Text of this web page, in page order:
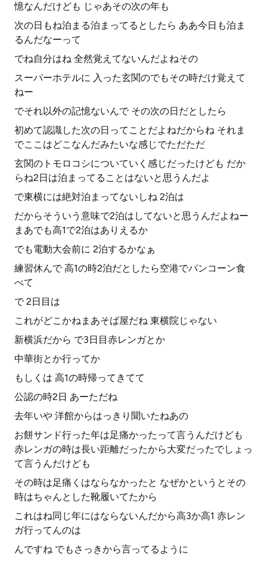
憶なんだけども じゃあその次の年も
次の日もね泊まる泊まってるとしたら ああ今日も泊ま
るんだなーって
でね自分はね 全然覚えてないんだよねその
スーパーホテルに 入った玄関のでもその時だけ覚えて
ねー
でそれ以外の記憶ないんで その次の日だとしたら
初めて認識した次の日ってことだよねだからね それま
でここはどこなんだみたいな感じでただただ
玄関のトモロコシについていく感じだったけども だか
らね2日は泊まってることはないと思うんだよ
で東横には絶対泊まってないしね 2泊は
だからそういう意味で2泊はしてないと思うんだよねー
まあでも高1で2泊はありえるか
でも電動大会前に 2泊するかなぁ
練習休んで 高1の時2泊だとしたら空港でパンコーン食
べて
で 2日目は
これがどこかねまあそば屋だね 東横院じゃない
新横浜だから で3日目赤レンガとか
中華街とか行ってか
もしくは 高1の時帰ってきてて
公認の時2日 あーただね
去年いや 洋館からはっきり聞いたねあの
お餅サンド行った年は足痛かったって言うんだけども
赤レンガの時は長い距離だったから大変だったでしょっ
て言うんだけども
その時は足痛くはならなかったと なぜかというとその
時はちゃんとした靴履いてたから
これはね同じ年にはならないんだから高3か高1 赤レン
ガ行ってんのは
んですね でもさっきから言ってるように